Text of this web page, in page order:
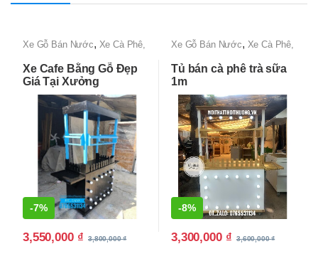
Xe Gỗ Bán Nước, Xe Cà Phê,
Xe Cafe Bằng Gỗ Đẹp
Giá Tại Xưởng
-7%
3,550,000 ₫ 3,800,000₫
Xe Gỗ Bán Nước, Xe Cà Phê,
Tủ bán cà phê trà sữa
1m
-8%
3,300,000 ₫ 3,600,000₫